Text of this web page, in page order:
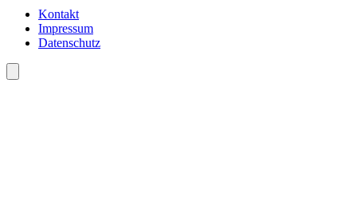
Kontakt
Impressum
Datenschutz